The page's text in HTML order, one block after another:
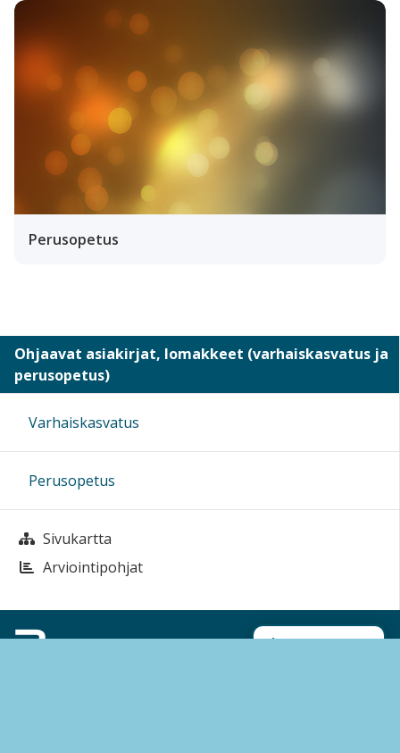
Perusopetus
Ohjaavat asiakirjat, lomakkeet (varhaiskasvatus ja
perusopetus)
Varhaiskasvatus
Perusopetus
Sivukartta
Arviointipohjat
Sivun alkuun